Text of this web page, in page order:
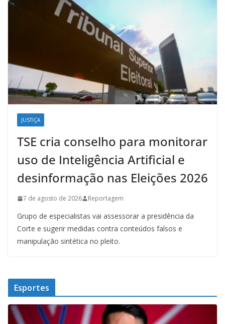
JUSTIÇA
TSE cria conselho para monitorar
uso de Inteligência Artificial e
desinformação nas Eleições 2026
7 de agosto de 2026 Reportagem
Grupo de especialistas vai assessorar a presidência da
Corte e sugerir medidas contra conteúdos falsos e
manipulação sintética no pleito.
Esportes